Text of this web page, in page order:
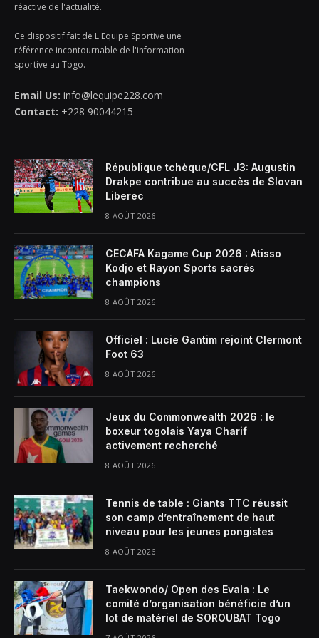
réactive de l'actualité.
Ce dispositif fait de L'Equipe Sportive une
référence incontournable de l'information
sportive au Togo.
Email Us: info@lequipe228.com
Contact: +228 90044215
République tchèque/CFL J3: Augustin
Drakpe contribue au succès de Slovan
Liberec
8 AOÛT 2026
CECAFA Kagame Cup 2026 : Atisso
Kodjo et Rayon Sports sacrés
champions
8 AOÛT 2026
Officiel : Lucie Gantim rejoint Clermont
Foot 63
8 AOÛT 2026
Jeux du Commonwealth 2026 : le
boxeur togolais Yaya Charif
activement recherché
8 AOÛT 2026
Tennis de table : Giants TTC réussit
son camp d’entraînement de haut
niveau pour les jeunes pongistes
8 AOÛT 2026
Taekwondo/ Open des Evala : Le
comité d’organisation bénéficie d’un
lot de matériel de SOROUBAT Togo